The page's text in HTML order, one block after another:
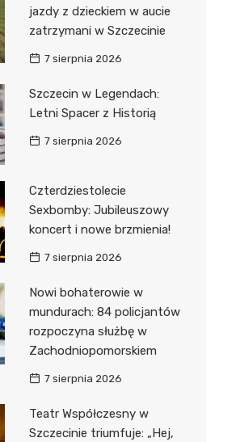
jazdy z dzieckiem w aucie
zatrzymani w Szczecinie
7 sierpnia 2026
Szczecin w Legendach:
Letni Spacer z Historią
7 sierpnia 2026
Czterdziestolecie
Sexbomby: Jubileuszowy
koncert i nowe brzmienia!
7 sierpnia 2026
Nowi bohaterowie w
mundurach: 84 policjantów
rozpoczyna służbę w
Zachodniopomorskiem
7 sierpnia 2026
Teatr Współczesny w
Szczecinie triumfuje: „Hej,